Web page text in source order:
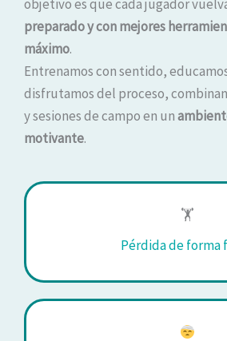
objetivo es que cada jugador
preparado y con mejores
máximo.
Entrenamos con sentido,
disfrutamos del proceso,
y sesiones de campo en un
motivante.
🏋️
Pérdida de forma